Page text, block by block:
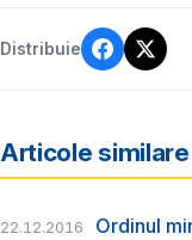
Distribuie
Articole similare
22.12.2016
Ordinul